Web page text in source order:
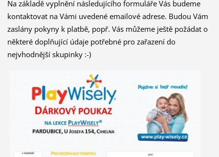
Na základě vyplnění následujícího formuláře Vás budeme
kontaktovat na Vámi uvedené emailové adrese. Budou Vám
zaslány pokyny k platbě, popř. Vás můžeme ještě požádat o
některé doplňující údaje potřebné pro zařazení do
nejvhodnější skupinky :-)